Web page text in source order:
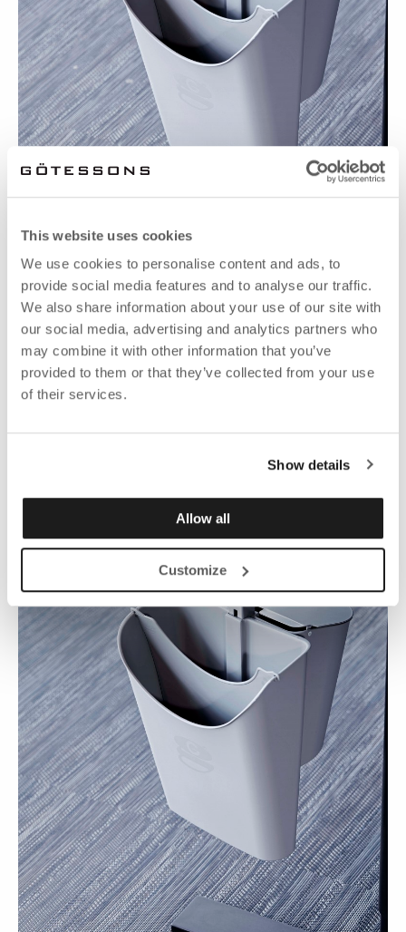
This website uses cookies
We use cookies to personalise content and ads, to
provide social media features and to analyse our traffic.
We also share information about your use of our site with
our social media, advertising and analytics partners who
may combine it with other information that you’ve
provided to them or that they’ve collected from your use
of their services.
Show details
Allow all
Customize
Fås i flere farver og varianter.
Rek. salgspris fra. 672.00 DKK